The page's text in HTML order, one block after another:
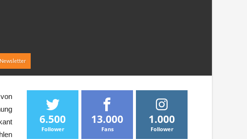
Newsletter
6.500
Follower
13.000
Fans
1.000
Follower